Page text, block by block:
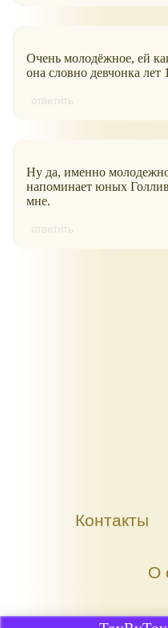
Очень молодёжное, ей
она словно девчонка лет
ответить
Ну да, именно
напоминает юных
мне.
ответить
Контакты
О